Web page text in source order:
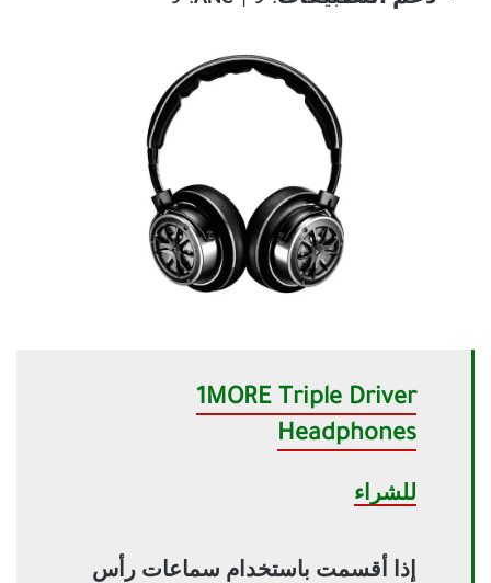
1MORE Triple Driver
Headphones
للشراء
إذا أقسمت باستخدام سماعات رأس